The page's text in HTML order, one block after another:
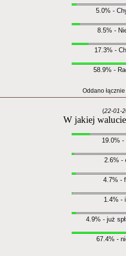
5.0% -
8.5% -
17.3% -
58.9% -
Oddano
(22-01-
W jakiej
19.0% -
2.6% -
4.7% -
1.4% -
4.9% - już
67.4% -